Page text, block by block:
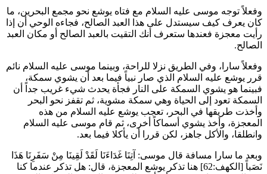
وفعلاً توجه موسى عليه السلام مع فتاه يوشع نحو مجمع البحرين، ما
كان يعرف كيف سيستدل على هذا العبد الصالح، فجاءه الوحي أن إذا
رأيت معجزة فعندها ستعرف أنك التقيت بالعبد الصالح أو مكان العبد
الصالح.
وفعلاً سارا، وفي الطريق نزلا للراحة، وبينما موسى عليه السلام نائم
قرر يوشع عليه السلام الذي صار نبياً فيما بعد أن يشوي سمكة،
فبينما هو يشوي السمكة على النار فجأة يحدث شيء غريب جداً أن
السمكة تعود إلى الحياة وهي سمكة مشوية، ثم تقفز نحو البحر
وأخذت طريقها في البحر، تعجب يوشع عليه السلام من هذه
المعجزة، وأخذ يشوي أسماكاً أخرى، ثم قام موسى عليه السلام
وانطلقا، والأكل جاهز، لكن قررا أن يأكلا فيما بعد.
وبعد ما سارا مسافة قال موسى: آتِنَا غَدَاءَنَا لَقَدْ لَقِينَا مِنْ سَفَرِنَا هَذَا
نَصَباً
[الكهف:62] هنا تذكر يوشع المعجزة، قال: هل تذكر عندما كنا